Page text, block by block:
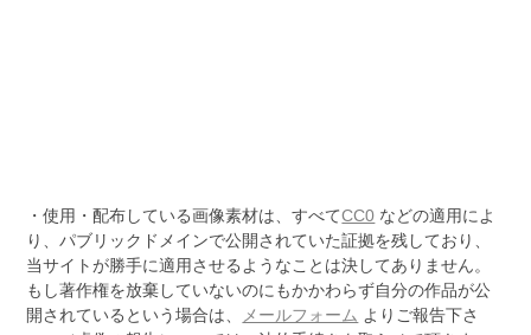
・使用・配布している画像素材は、すべてCC0 などの適用によ
り、パブリックドメインで公開されていた証拠を残しており、
当サイトが勝手に適用させるようなことは決してありません。
もし著作権を放棄していないのにもかかわらず自分の作品が公
開されているという場合は、 メールフォーム よりご報告下さ